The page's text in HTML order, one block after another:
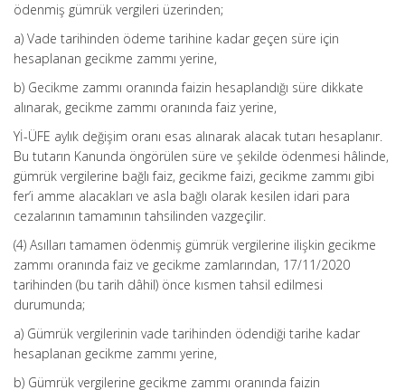
ödenmiş gümrük vergileri üzerinden;
a) Vade tarihinden ödeme tarihine kadar geçen süre için
hesaplanan gecikme zammı yerine,
b) Gecikme zammı oranında faizin hesaplandığı süre dikkate
alınarak, gecikme zammı oranında faiz yerine,
Yİ-ÜFE aylık değişim oranı esas alınarak alacak tutarı hesaplanır.
Bu tutarın Kanunda öngörülen süre ve şekilde ödenmesi hâlinde,
gümrük vergilerine bağlı faiz, gecikme faizi, gecikme zammı gibi
fer’i amme alacakları ve asla bağlı olarak kesilen idari para
cezalarının tamamının tahsilinden vazgeçilir.
(4) Asılları tamamen ödenmiş gümrük vergilerine ilişkin gecikme
zammı oranında faiz ve gecikme zamlarından, 17/11/2020
tarihinden (bu tarih dâhil) önce kısmen tahsil edilmesi
durumunda;
a) Gümrük vergilerinin vade tarihinden ödendiği tarihe kadar
hesaplanan gecikme zammı yerine,
b) Gümrük vergilerine gecikme zammı oranında faizin